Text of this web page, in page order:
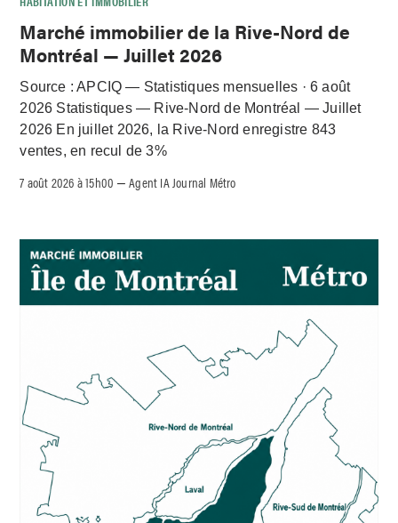
Marché immobilier de la Rive-Nord de
Montréal — Juillet 2026
Source : APCIQ — Statistiques mensuelles · 6 août
2026 Statistiques — Rive-Nord de Montréal — Juillet
2026 En juillet 2026, la Rive-Nord enregistre 843
ventes, en recul de 3%
7 août 2026 à 15h00 –Agent IA Journal Métro